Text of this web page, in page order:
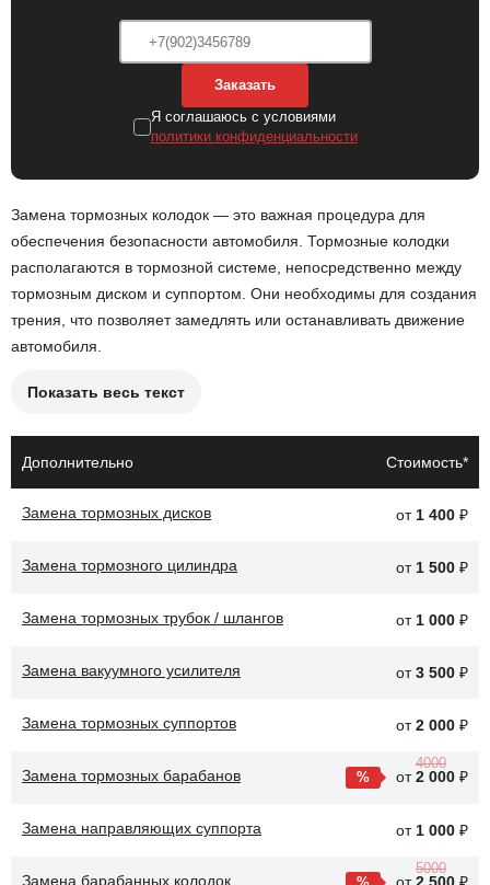
Заказать
Я соглашаюсь с условиями
политики конфиденциальности
Замена тормозных колодок — это важная процедура для
обеспечения безопасности автомобиля. Тормозные колодки
располагаются в тормозной системе, непосредственно между
тормозным диском и суппортом. Они необходимы для создания
трения, что позволяет замедлять или останавливать движение
автомобиля.
Причины необходимости замены тормозных колодок:
Появление скрипа или стука при торможении.
Проблемы с тормозной системой.
будет обеспечивать более надежное торможение, что повысит
Показать весь текст
Дополнительно Стоимость*
Замена тормозных дисков от 1 400 ₽
Замена тормозного цилиндра от 1 500 ₽
Замена тормозных трубок / шлангов от 1 000 ₽
Замена вакуумного усилителя от3 500 ₽
Замена тормозных суппортов от2 000 ₽
Замена тормозных барабанов от
4000
2 000 ₽
Замена направляющих суппорта от 1 000 ₽
Замена барабанных колодок
5000